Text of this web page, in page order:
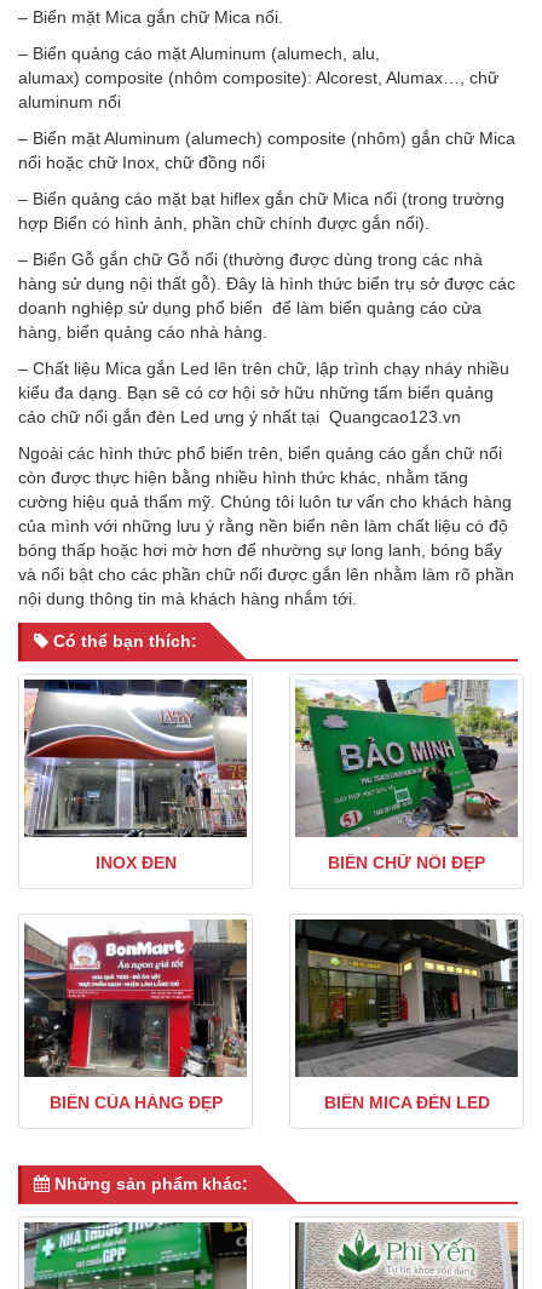
– Biển mặt Mica gắn chữ Mica nổi.
– Biển quảng cáo mặt Aluminum (alumech, alu,
alumax) composite (nhôm composite): Alcorest, Alumax…, chữ
aluminum nổi
– Biển mặt Aluminum (alumech) composite (nhôm) gắn chữ Mica
nổi hoặc chữ Inox, chữ đồng nổi
– Biển quảng cáo mặt bạt hiflex gắn chữ Mica nổi (trong trường
hợp Biển có hình ảnh, phần chữ chính được gắn nổi).
– Biển Gỗ gắn chữ Gỗ nổi (thường được dùng trong các nhà
hàng sử dụng nội thất gỗ). Đây là hình thức biển trụ sở được các
doanh nghiệp sử dụng phổ biến để làm biển quảng cáo cửa
hàng, biển quảng cáo nhà hàng.
– Chất liệu Mica gắn Led lên trên chữ, lập trình chạy nháy nhiều
kiểu đa dạng. Bạn sẽ có cơ hội sở hữu những tấm biển quảng
cáo chữ nổi gắn đèn Led ưng ý nhất tại Quangcao123.vn
Ngoài các hình thức phổ biến trên, biển quảng cáo gắn chữ nổi
còn được thực hiện bằng nhiều hình thức khác, nhằm tăng
cường hiệu quả thẩm mỹ. Chúng tôi luôn tư vấn cho khách hàng
của mình với những lưu ý rằng nền biển nên làm chất liệu có độ
bóng thấp hoặc hơi mờ hơn để nhường sự long lanh, bóng bẩy
và nổi bật cho các phần chữ nổi được gắn lên nhằm làm rõ phần
nội dung thông tin mà khách hàng nhắm tới.
Có thể bạn thích:
INOX ĐEN BIỂN CHỮ NỔI ĐẸP
BIỂN CỦA HÀNG ĐẸP BIỂN MICA ĐÈN LED
Những sản phẩm khác: